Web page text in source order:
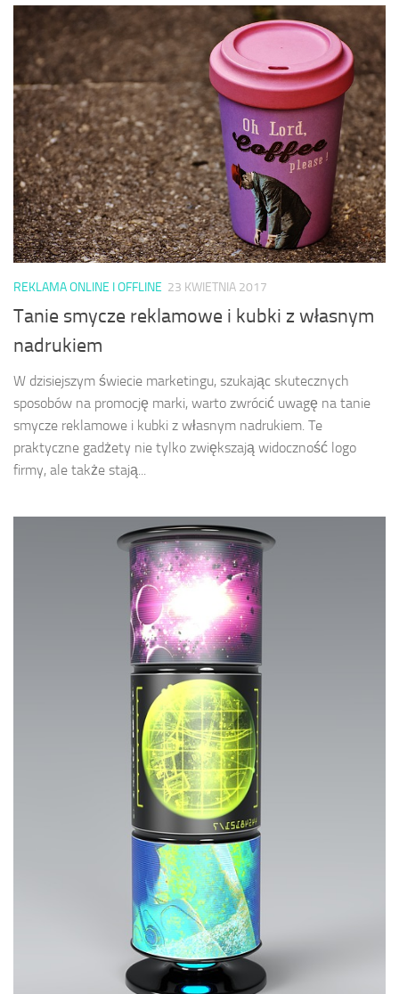
REKLAMA ONLINE I OFFLINE 23 KWIETNIA 2017
Tanie smycze reklamowe i kubki z własnym
nadrukiem
W dzisiejszym świecie marketingu, szukając skutecznych
sposobów na promocję marki, warto zwrócić uwagę na tanie
smycze reklamowe i kubki z własnym nadrukiem. Te
praktyczne gadżety nie tylko zwiększają widoczność logo
firmy, ale także stają...